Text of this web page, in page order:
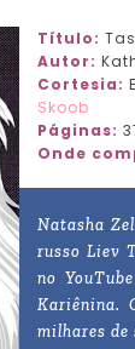
Título:
Autor:
Cortesia:
Skoob
Páginas:
Onde
Natasha
russo Liev
no
Kariênina.
milhares de